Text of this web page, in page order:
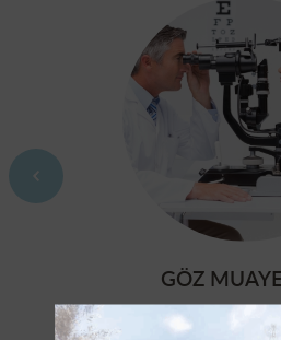
GÖZ
Tüm çocukların 4 yaşına